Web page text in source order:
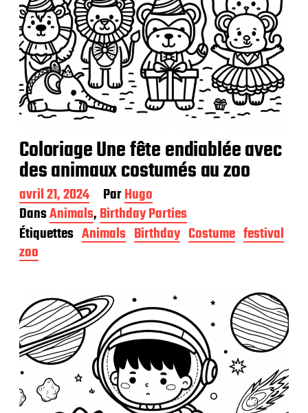
Coloriage Une fête endiablée avec
des animaux costumés au zoo
D
a
t
e
d
e
b
l
i
c
a
t
i
o
avril 21, 2024 ParHugo
DansAnimals,Birthday Parties
Étiquettes Animals Birthday Costume festival
zoo